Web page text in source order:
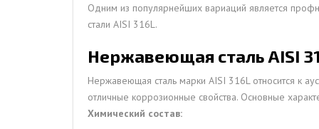
Одним из популярнейших вариаций является
стали AISI 316L.
Нержавеющая сталь AISI
Нержавеющая сталь марки AISI 316L относится к
отличные коррозионные свойства. Основные
Химический состав: